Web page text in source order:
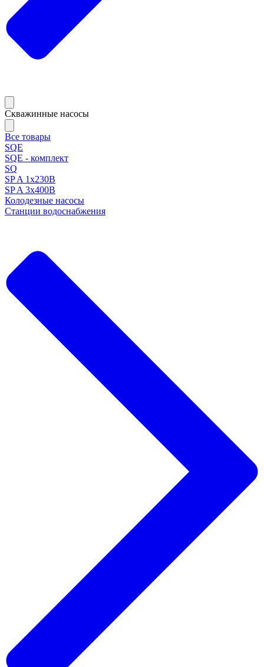
Скважинные насосы
Все товары
SQE
SQE - комплект
SQ
SP A 1x230В
SP A 3x400В
Колодезные насосы
Станции водоснабжения